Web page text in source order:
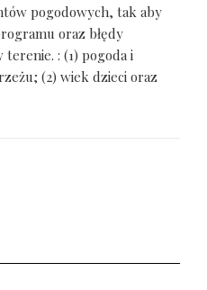
pogodowych, tak aby
oraz błędy
: (1) pogoda i
(2) wiek dzieci oraz